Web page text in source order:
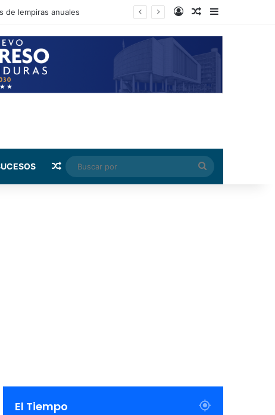
de lempiras anuales Log InRandom Article
Random Article
Buscar
por
El Tiempo